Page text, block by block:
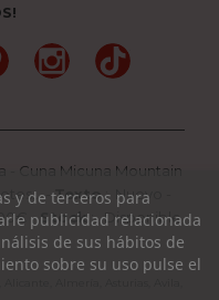
PinterestInstagramTikTok
Cuna Micuna Mountain
-Texto: Nuevo
€ -Stock: Disponible
y de terceros para
publicidad relacionada
de sus hábitos de
sobre su uso pulse el
Almería, Asturias, Avila,